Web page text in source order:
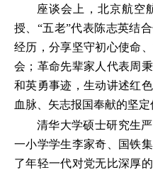
座谈会上，北京航空
授、“五老”代表陈志英结
经历，分享坚守初心使命
会；革命先辈家人代表周
和英勇事迹，生动讲述红
血脉、矢志报国奉献的坚定
清华大学硕士研究生
一小学学生李家奇、国铁
了年轻一代对党无比深厚